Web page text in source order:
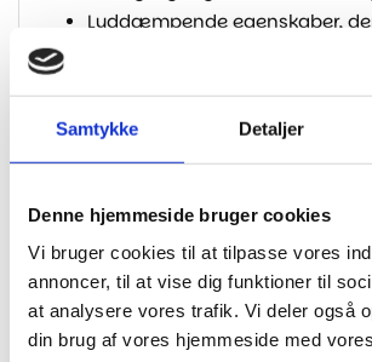
Samtykke Detaljer
Denne hjemmeside bruger cookies
Vi bruger cookies til at tilpasse vores
annoncer, til at vise dig funktioner til
at analysere vores trafik. Vi deler også
din brug af vores hjemmeside med
Lyddæmpende egenskaber,
Nem montering med kliksystem
udtryk
Specifikationer
Brand